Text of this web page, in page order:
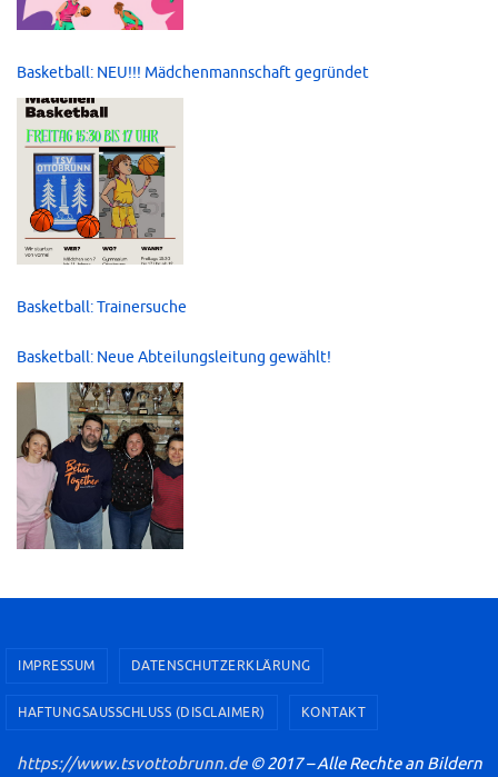
Basketball: NEU!!! Mädchenmannschaft gegründet
Basketball: Trainersuche
Basketball: Neue Abteilungsleitung gewählt!
IMPRESSUM DATENSCHUTZERKLÄRUNG
HAFTUNGSAUSSCHLUSS (DISCLAIMER) KONTAKT
https://www.tsvottobrunn.de © 2017 – Alle Rechte an Bildern